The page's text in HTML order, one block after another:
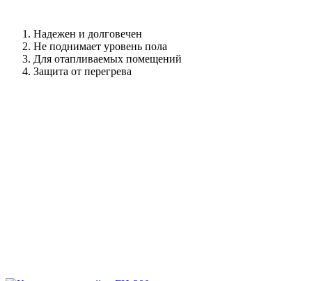
Надежен и долговечен
Не поднимает уровень пола
Для отапливаемых помещений
Защита от перегрева